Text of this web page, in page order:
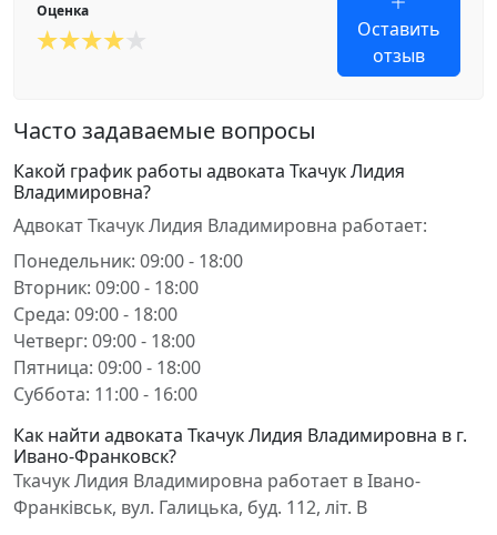
Оценка
Оставить
отзыв
Часто задаваемые вопросы
Какой график работы адвоката Ткачук Лидия
Владимировна?
Адвокат Ткачук Лидия Владимировна работает:
Понедельник: 09:00 - 18:00
Вторник: 09:00 - 18:00
Среда: 09:00 - 18:00
Четверг: 09:00 - 18:00
Пятница: 09:00 - 18:00
Суббота: 11:00 - 16:00
Как найти адвоката Ткачук Лидия Владимировна в г.
Ивано-Франковск?
Ткачук Лидия Владимировна работает в Івано-
Франківськ, вул. Галицька, буд. 112, літ. В